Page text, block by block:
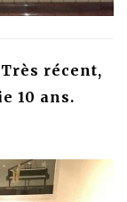
Très récent,
10 ans.